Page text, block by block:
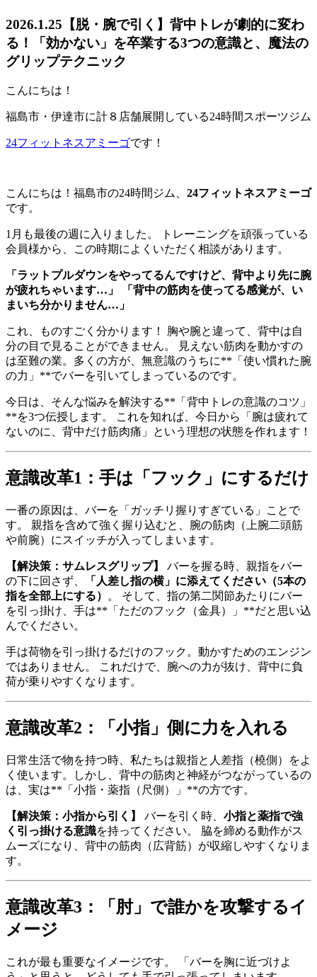
2026.1.25 【脱・腕で引く】背中トレが劇的に変わ
る！「効かない」を卒業する3つの意識と、魔法の
グリップテクニック
こんにちは！
福島市・伊達市に計８店舗展開している24時間スポーツジム
24フィットネスアミーゴです！
こんにちは！福島市の24時間ジム、 24フィットネスアミーゴ
です。
1月も最後の週に入りました。 トレーニングを頑張っている
会員様から、この時期によくいただく相談があります。
「ラットプルダウンをやってるんですけど、背中より先に腕
が疲れちゃいます…」
「背中の筋肉を使ってる感覚が、い
まいち分かりません…」
これ、ものすごく分かります！ 胸や腕と違って、背中は自
分の目で見ることができません。 見えない筋肉を動かすの
は至難の業。多くの方が、無意識のうちに**「使い慣れた腕
の力」**でバーを引いてしまっているのです。
今日は、そんな悩みを解決する**「背中トレの意識のコツ」
**を3つ伝授します。 これを知れば、今日から「腕は疲れて
ないのに、背中だけ筋肉痛」という理想の状態を作れます！
意識改革1：手は「フック」にするだけ
一番の原因は、バーを「ガッチリ握りすぎている」ことで
す。 親指を含めて強く握り込むと、腕の筋肉（上腕二頭筋
や前腕）にスイッチが入ってしまいます。
【解決策：サムレスグリップ】
バーを握る時、親指をバー
の下に回さず、
「人差し指の横」に添えてください（5本の
指を全部上にする）
。 そして、指の第二関節あたりにバー
を引っ掛け、手は**「ただのフック（金具）」**だと思い込
んでください。
手は荷物を引っ掛けるだけのフック。動かすためのエンジン
ではありません。 これだけで、腕への力が抜け、背中に負
荷が乗りやすくなります。
意識改革2：「小指」側に力を入れる
日常生活で物を持つ時、私たちは親指と人差指（橈側）をよ
く使います。しかし、背中の筋肉と神経がつながっているの
は、実は**「小指・薬指（尺側）」**の方です。
【解決策：小指から引く】 バーを引く時、 小指と薬指で強
く引っ掛ける意識を持ってください。 脇を締める動作がス
ムーズになり、背中の筋肉（広背筋）が収縮しやすくなりま
す。
意識改革3：「肘」で誰かを攻撃するイ
メージ
これが最も重要なイメージです。 「バーを胸に近づけよ